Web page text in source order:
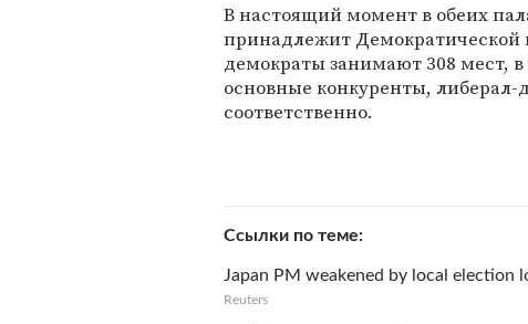
В настоящий момент в обеих
принадлежит Демократической
демократы занимают 308 мест,
основные конкуренты,
соответственно.
Ссылки по теме
Japan PM weakened by local election
Reuters